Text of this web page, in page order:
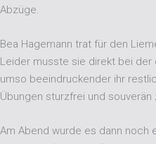
Abzüge.
Bea Hagemann trat für den
Leider musste sie direkt bei der
umso beeindruckender ihr
Übungen sturzfrei und souverän
Am Abend wurde es dann noch